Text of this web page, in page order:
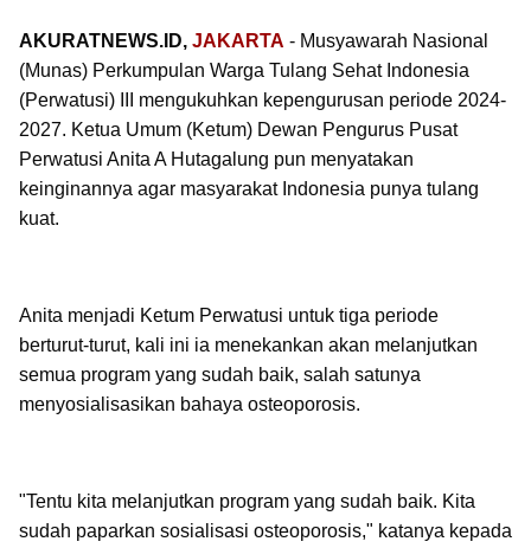
AKURATNEWS.ID, JAKARTA - Musyawarah Nasional
(Munas) Perkumpulan Warga Tulang Sehat Indonesia
(Perwatusi) III mengukuhkan kepengurusan periode 2024-
2027. Ketua Umum (Ketum) Dewan Pengurus Pusat
Perwatusi Anita A Hutagalung pun menyatakan
keinginannya agar masyarakat Indonesia punya tulang
kuat.
Anita menjadi Ketum Perwatusi untuk tiga periode
berturut-turut, kali ini ia menekankan akan melanjutkan
semua program yang sudah baik, salah satunya
menyosialisasikan bahaya osteoporosis.
"Tentu kita melanjutkan program yang sudah baik. Kita
sudah paparkan sosialisasi osteoporosis," katanya kepada